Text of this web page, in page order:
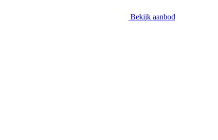
Bekijk aanbod